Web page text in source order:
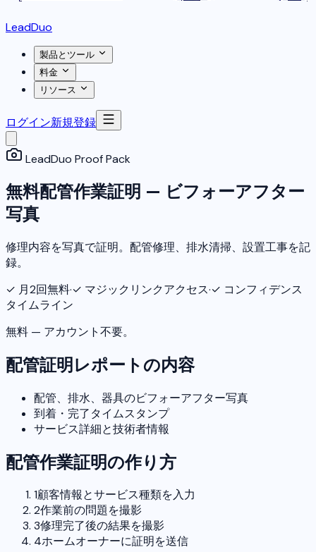
LeadDuo
製品とツール
料金
リソース
ログイン新規登録
LeadDuo Proof Pack
無料配管作業証明 — ビフォーアフター
写真
修理内容を写真で証明。配管修理、排水清掃、設置工事を記
録。
✓ 月2回無料·✓ マジックリンクアクセス·✓ コンフィデンス
タイムライン
無料 — アカウント不要。
配管証明レポートの内容
配管、排水、器具のビフォーアフター写真
到着・完了タイムスタンプ
サービス詳細と技術者情報
配管作業証明の作り方
1顧客情報とサービス種類を入力
2作業前の問題を撮影
3修理完了後の結果を撮影
4ホームオーナーに証明を送信